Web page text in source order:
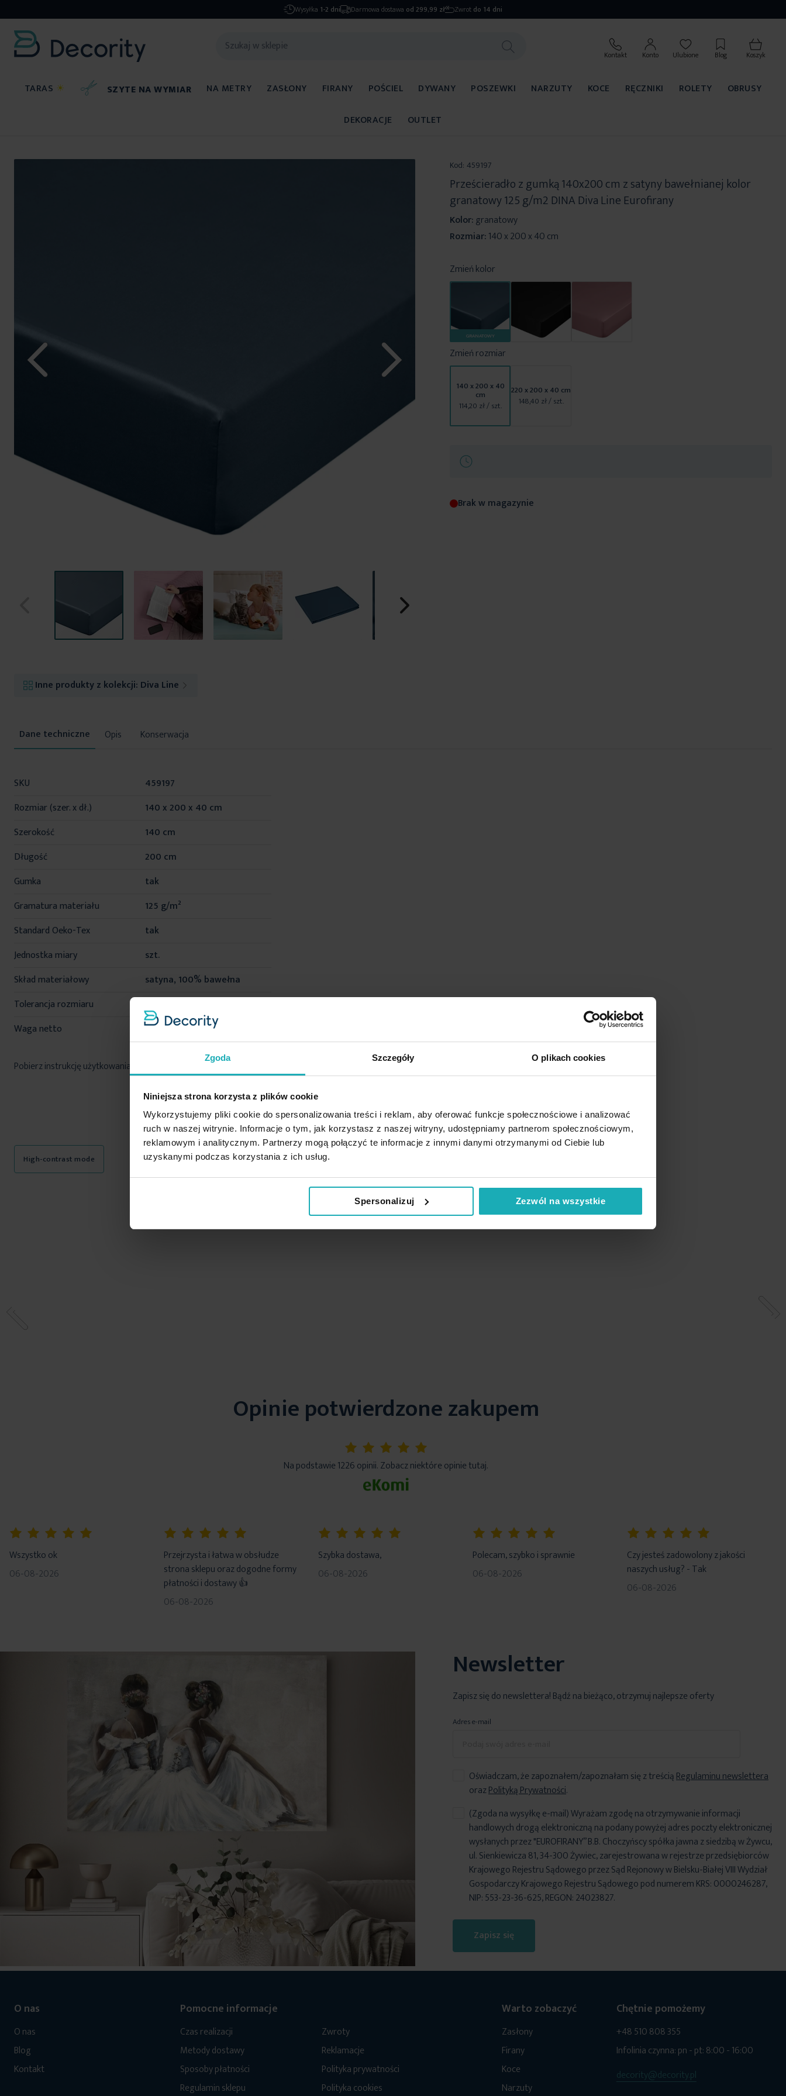
Zgoda Szczegóły O plikach cookies
Niniejsza strona korzysta z plików cookie
Wykorzystujemy pliki cookie do spersonalizowania treści i reklam, aby oferować funkcje społecznościowe i analizować
ruch w naszej witrynie. Informacje o tym, jak korzystasz z naszej witryny, udostępniamy partnerom społecznościowym,
reklamowym i analitycznym. Partnerzy mogą połączyć te informacje z innymi danymi otrzymanymi od Ciebie lub
uzyskanymi podczas korzystania z ich usług.
Spersonalizuj Zezwól na wszystkie
Wysyłka 1-2 dni Darmowa dostawa od 299,99 zł Zwrot do 14 dni
Kontakt Konto Ulubione Blog Koszyk
TARAS ☀ SZYTE NA WYMIAR NA METRY ZASŁONY FIRANY POŚCIEL DYWANY POSZEWKI NARZUTY KOCE RĘCZNIKI ROLETY
OBRUSY
DEKORACJE
OUTLET
początek
galerii
Kod: 459197
Prześcieradło z gumką 140x200 cm z satyny bawełnianej kolor
granatowy 125 g/m2 DINA Diva Line Eurofirany
Kolor:granatowy
Rozmiar:140 x 200 x 40 cm
Zmień kolor
GRANATOWY
Zmień rozmiar
140 x 200 x 40
cm
114,20 zł/ szt.
220 x 200 x 40 cm
148,40 zł/ szt.
Brak w magazynie
Inne produkty z kolekcji: Diva Line
Opis Konserwacja
Więcej
SKU
459197
Rozmiar (szer. x dł.)
140 x 200 x 40 cm
Szerokość
140 cm
Długość
200 cm
Gumka
tak
Gramatura materiału
125 g/m²
Standard Oeko-Tex
tak
Jednostka miary
szt.
Skład materiałowy
satyna, 100% bawełna
Tolerancja rozmiaru
Waga netto
850 g
Pobierz instrukcję użytkowania i bezpieczeństwa produktu
High-contrast mode
Podobne produkty
Opinie potwierdzone zakupem
5%
Na podstawie 1226 opinii. Zobacz niektóre opinie tutaj.
Wszystko ok
06-08-2026
Przejrzysta i łatwa w obsłudze
strona sklepu oraz dogodne formy
płatności i dostawy 👍
06-08-2026
Szybka dostawa,
06-08-2026
Polecam, szybko i sprawnie
06-08-2026
Czy jesteś zadowolony z jakości
naszych usług? - Tak
06-08-2026
Newsletter
Zapisz się do newslettera! Bądź na bieżąco, otrzymuj najlepsze oferty
Adres e-mail
Oświadczam, że zapoznałem/zapoznałam się z treściąRegulaminu newslettera
orazPolityką Prywatności.
Zapisz się
(Zgoda na wysyłkę e-mail) Wyrażam zgodę na otrzymywanie informacji
handlowych drogą elektroniczną na podany powyżej adres poczty elektronicznej
wysłanych przez "EUROFIRANY” B.B. Choczyńscy spółka jawna z siedzibą w Żywcu,
ul. Sienkiewicza 81, 34-300 Żywiec, zarejestrowana w rejestrze przedsiębiorców
Krajowego Rejestru Sądowego przez Sąd Rejonowy w Bielsku-Białej VIII Wydział
Gospodarczy Krajowego Rejestru Sądowego pod numerem KRS: 0000246287,
NIP: 553-23-36-625, REGON: 24023827.
O nas
O nas
Blog
Kontakt
Pomocne informacje
Czas realizacji
Metody dostawy
Sposoby płatności
Regulamin sklepu
Zwroty
Reklamacje
Polityka prywatności
Polityka cookies
Warto zobaczyć
Zasłony
Firany
Koce
Narzuty
Chętnie pomożemy
+48 510 808 355
Infolinia czynna: pn - pt: 8:00 - 16:00
decority@decority.pl